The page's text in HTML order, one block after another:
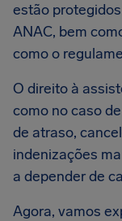
estão
ANAC, bem
como o
O direito à
como no caso
de atraso,
indenizações
a depender de
Agora, vamos